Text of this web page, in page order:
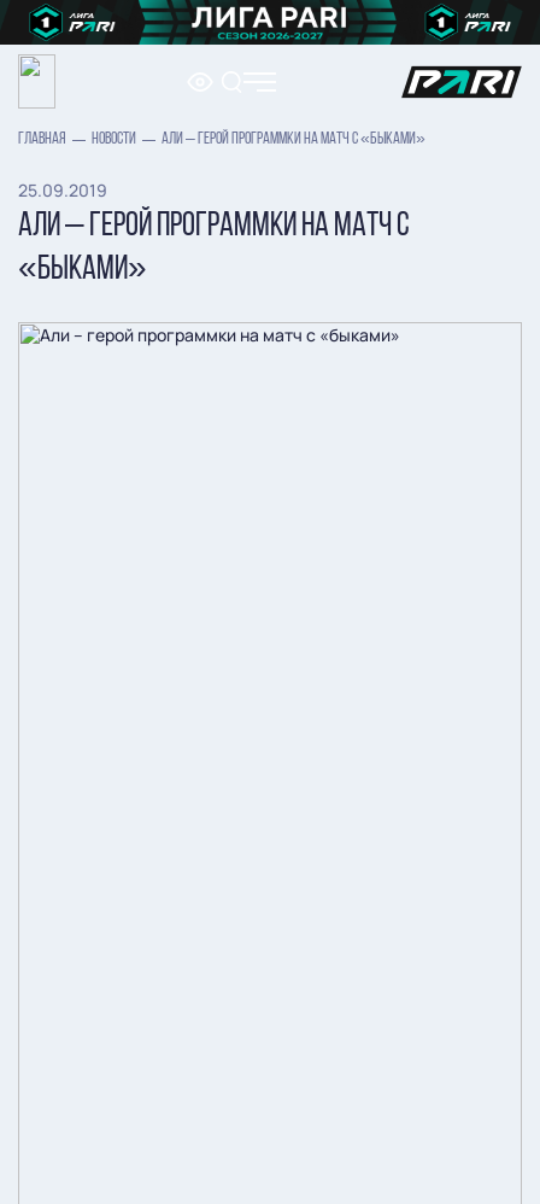
ГЛАВНАЯ НОВОСТИ АЛИ – ГЕРОЙ ПРОГРАММКИ НА МАТЧ С «БЫКАМИ»
25.09.2019
АЛИ – ГЕРОЙ ПРОГРАММКИ НА МАТЧ С
«БЫКАМИ»